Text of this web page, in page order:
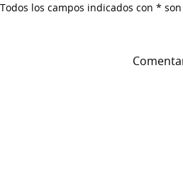
Todos los campos indicados con *